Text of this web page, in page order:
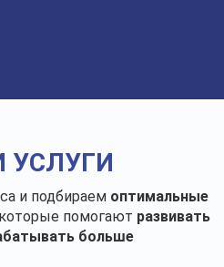
УСЛУГИ
и подбираем оптимальные
помогают развивать
больше